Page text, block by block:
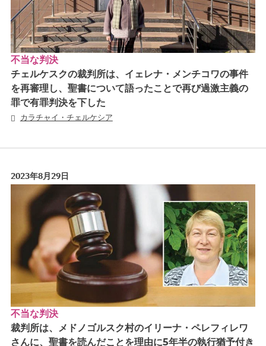
不当な判決
チェルケスクの裁判所は、イェレナ・メンチコワの事件
を再審理し、聖書について語ったことで再び過激主義の
罪で有罪判決を下した
カラチャイ・チェルケシア
2023年8月29日
不当な判決
裁判所は、メドノゴルスク村のイリーナ・ペレフィレワ
さんに、聖書を読んだことを理由に5年半の執行猶予付き